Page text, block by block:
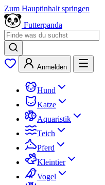
Zum Hauptinhalt springen
Futterpanda
Anmelden
Hund
Katze
Aquaristik
Teich
Pferd
Kleintier
Vogel